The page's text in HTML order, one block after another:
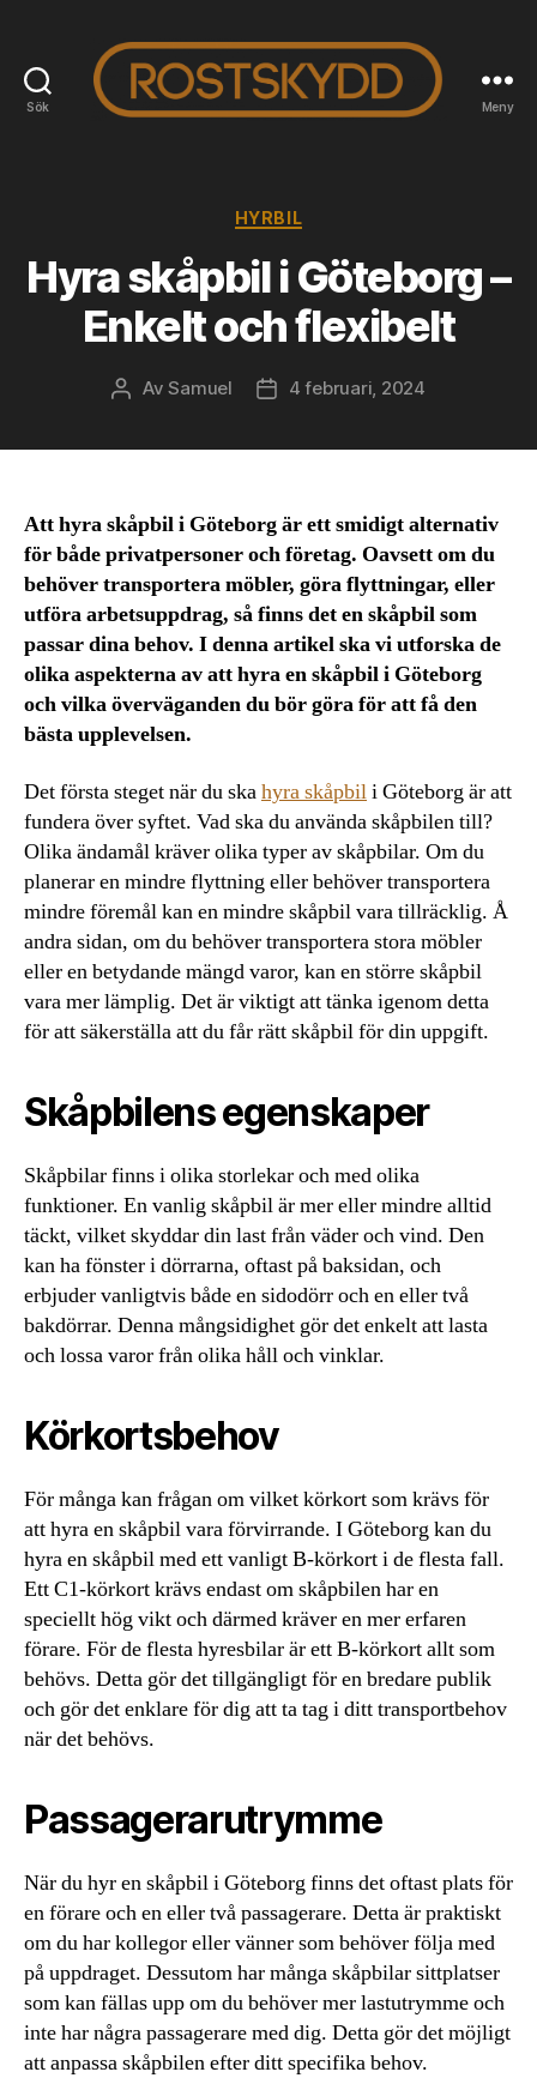
Sök Meny
Kategorier
HYRBIL
Hyra skåpbil i Göteborg –
Enkelt och flexibelt
Inläggsförfattare
AvSamuel Inläggsdatum
4 februari, 2024
Att hyra skåpbil i Göteborg är ett smidigt alternativ
för både privatpersoner och företag. Oavsett om du
behöver transportera möbler, göra flyttningar, eller
utföra arbetsuppdrag, så finns det en skåpbil som
passar dina behov. I denna artikel ska vi utforska de
olika aspekterna av att hyra en skåpbil i Göteborg
och vilka överväganden du bör göra för att få den
bästa upplevelsen.
Det första steget när du skahyra skåpbili Göteborg är att
fundera över syftet. Vad ska du använda skåpbilen till?
Olika ändamål kräver olika typer av skåpbilar. Om du
planerar en mindre flyttning eller behöver transportera
mindre föremål kan en mindre skåpbil vara tillräcklig. Å
andra sidan, om du behöver transportera stora möbler
eller en betydande mängd varor, kan en större skåpbil
vara mer lämplig. Det är viktigt att tänka igenom detta
för att säkerställa att du får rätt skåpbil för din uppgift.
Skåpbilens egenskaper
Skåpbilar finns i olika storlekar och med olika
funktioner. En vanlig skåpbil är mer eller mindre alltid
täckt, vilket skyddar din last från väder och vind. Den
kan ha fönster i dörrarna, oftast på baksidan, och
erbjuder vanligtvis både en sidodörr och en eller två
bakdörrar. Denna mångsidighet gör det enkelt att lasta
och lossa varor från olika håll och vinklar.
Körkortsbehov
För många kan frågan om vilket körkort som krävs för
att hyra en skåpbil vara förvirrande. I Göteborg kan du
hyra en skåpbil med ett vanligt B-körkort i de flesta fall.
Ett C1-körkort krävs endast om skåpbilen har en
speciellt hög vikt och därmed kräver en mer erfaren
förare. För de flesta hyresbilar är ett B-körkort allt som
behövs. Detta gör det tillgängligt för en bredare publik
och gör det enklare för dig att ta tag i ditt transportbehov
när det behövs.
Passagerarutrymme
När du hyr en skåpbil i Göteborg finns det oftast plats för
en förare och en eller två passagerare. Detta är praktiskt
om du har kollegor eller vänner som behöver följa med
på uppdraget. Dessutom har många skåpbilar sittplatser
som kan fällas upp om du behöver mer lastutrymme och
inte har några passagerare med dig. Detta gör det möjligt
att anpassa skåpbilen efter ditt specifika behov.